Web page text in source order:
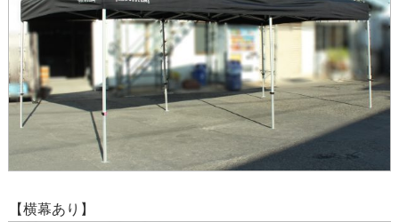
【横幕あり】